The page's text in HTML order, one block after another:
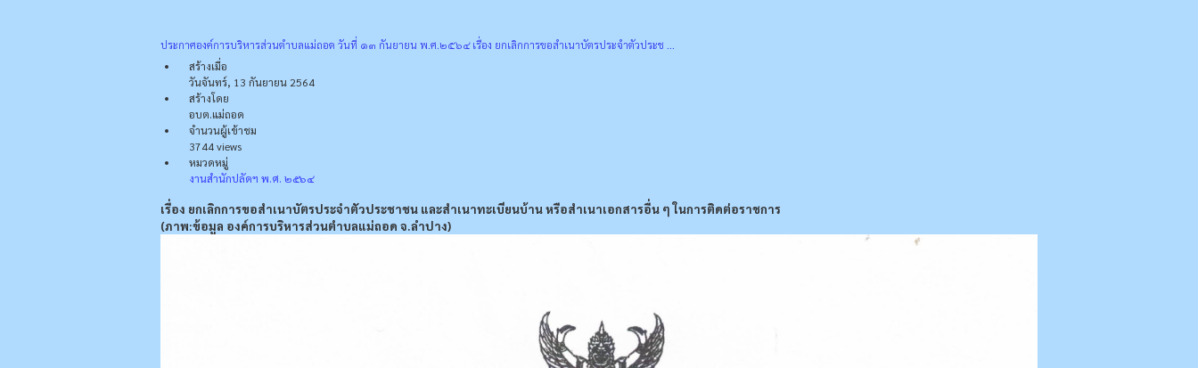
ประกาศองค์การบริหารส่วนตำบลแม่ถอด วันที่ ๑๓ กันยายน พ.ศ.๒๕๖๔ เรื่อง ยกเลิกการขอสำเนาบัตรประจำตัวประช ...
สร้างเมื่อ
วันจันทร์, 13 กันยายน 2564
สร้างโดย
อบต.แม่ถอด
จำนวนผู้เข้าชม
3744 views
หมวดหมู่
งานสำนักปลัดฯ พ.ศ. ๒๕๖๔
เรื่อง ยกเลิกการขอสำเนาบัตรประจำตัวประชาชน และสำเนาทะเบียนบ้าน หรือสำเนาเอกสารอื่น ๆ ในการติดต่อราชการ
(ภาพ:ข้อมูล องค์การบริหารส่วนตำบลแม่ถอด จ.ลำปาง)